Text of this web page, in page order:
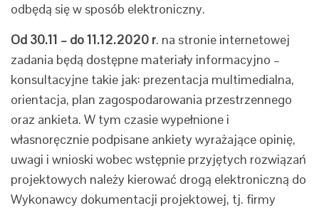
odbędą się w sposób elektroniczny.
Od 30.11 – do 11.12.2020 r. na stronie internetowej
zadania będą dostępne materiały informacyjno –
konsultacyjne takie jak: prezentacja multimedialna,
orientacja, plan zagospodarowania przestrzennego
oraz ankieta. W tym czasie wypełnione i
własnoręcznie podpisane ankiety wyrażające opinię,
uwagi i wnioski wobec wstępnie przyjętych rozwiązań
projektowych należy kierować drogą elektroniczną do
Wykonawcy dokumentacji projektowej, tj. firmy